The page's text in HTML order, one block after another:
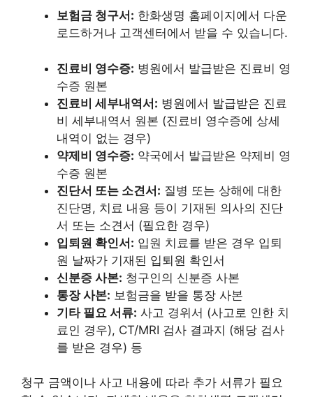
보험금 청구서: 한화생명 홈페이지에서 다운
로드하거나 고객센터에서 받을 수 있습니다.
진료비 영수증: 병원에서 발급받은 진료비 영
수증 원본
진료비 세부내역서: 병원에서 발급받은 진료
비 세부내역서 원본 (진료비 영수증에 상세
내역이 없는 경우)
약제비 영수증: 약국에서 발급받은 약제비 영
수증 원본
진단서 또는 소견서: 질병 또는 상해에 대한
진단명, 치료 내용 등이 기재된 의사의 진단
서 또는 소견서 (필요한 경우)
입퇴원 확인서: 입원 치료를 받은 경우 입퇴
원 날짜가 기재된 입퇴원 확인서
신분증 사본: 청구인의 신분증 사본
통장 사본: 보험금을 받을 통장 사본
기타 필요 서류: 사고 경위서 (사고로 인한 치
료인 경우), CT/MRI 검사 결과지 (해당 검사
를 받은 경우) 등
청구 금액이나 사고 내용에 따라 추가 서류가 필요